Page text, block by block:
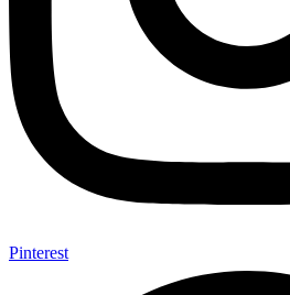
Pinterest